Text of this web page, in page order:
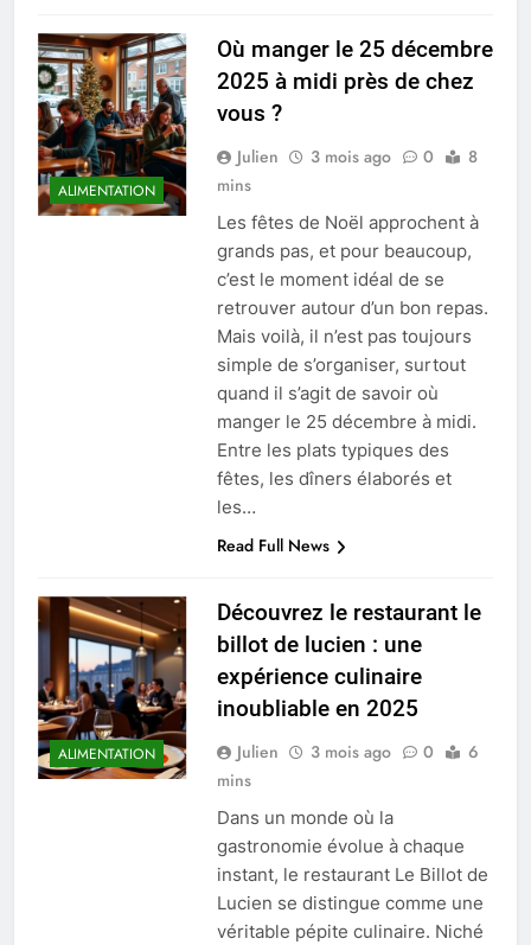
ALIMENTATION
Où manger le 25 décembre
2025 à midi près de chez
vous ?
Julien 3 mois ago 0
8
mins
Les fêtes de Noël approchent à
grands pas, et pour beaucoup,
c’est le moment idéal de se
retrouver autour d’un bon repas.
Mais voilà, il n’est pas toujours
simple de s’organiser, surtout
quand il s’agit de savoir où
manger le 25 décembre à midi.
Entre les plats typiques des
fêtes, les dîners élaborés et
les…
Read Full News
ALIMENTATION
Découvrez le restaurant le
billot de lucien : une
expérience culinaire
inoubliable en 2025
Julien 3 mois ago 0
6
mins
Dans un monde où la
gastronomie évolue à chaque
instant, le restaurant Le Billot de
Lucien se distingue comme une
véritable pépite culinaire. Niché